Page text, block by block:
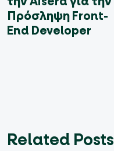
Πρόσληψη Front-
End Developer
Related Posts